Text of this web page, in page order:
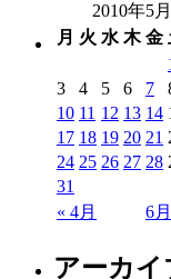
2010年5月
月 火 水 木 金
« 4月 6
3
4 5 6 7
10 11 12 13 14
17 18 19 20 21
24 25 26 27 28
31
アーカイ